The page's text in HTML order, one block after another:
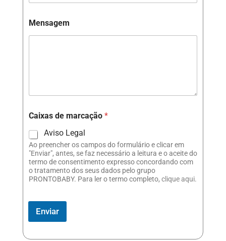
Mensagem
Caixas de marcação *
Aviso Legal
Ao preencher os campos do formulário e clicar em
"Enviar", antes, se faz necessário a leitura e o aceite do
termo de consentimento expresso concordando com
o tratamento dos seus dados pelo grupo
PRONTOBABY. Para ler o termo completo, clique aqui.
Enviar